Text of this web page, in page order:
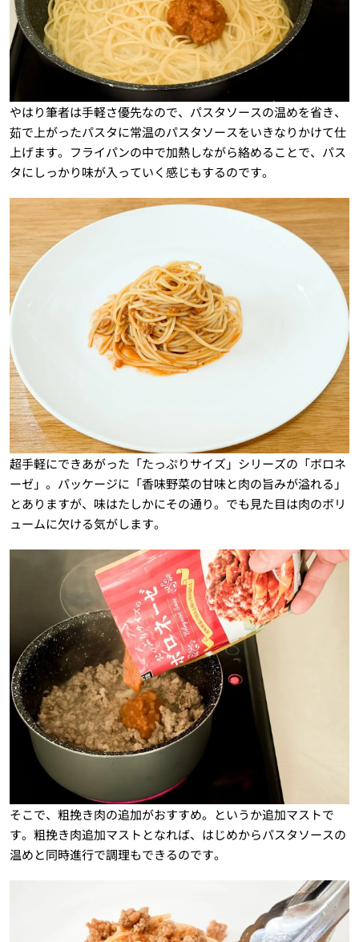
やはり筆者は手軽さ優先なので、パスタソースの温めを省き、
茹で上がったパスタに常温のパスタソースをいきなりかけて仕
上げます。フライパンの中で加熱しながら絡めることで、パス
タにしっかり味が入っていく感じもするのです。
超手軽にできあがった「たっぷりサイズ」シリーズの「ボロネ
ーゼ」。パッケージに「香味野菜の甘味と肉の旨みが溢れる」
とありますが、味はたしかにその通り。でも見た目は肉のボリ
ュームに欠ける気がします。
そこで、粗挽き肉の追加がおすすめ。というか追加マストで
す。粗挽き肉追加マストとなれば、はじめからパスタソースの
温めと同時進行で調理もできるのです。